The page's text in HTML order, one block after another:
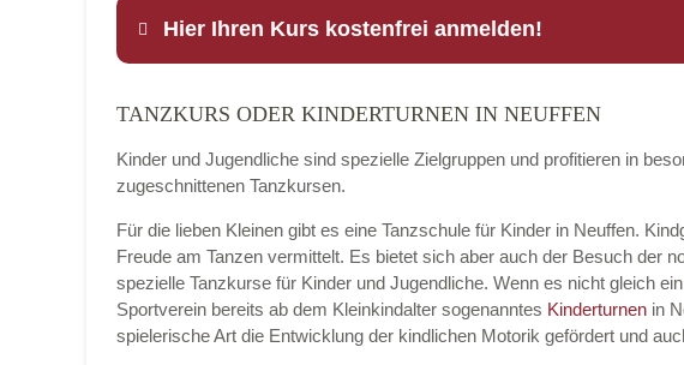
Hier Ihren Kurs kostenfrei anmelden!
E-Mail*
TANZKURS ODER KINDERTURNEN IN NEUFFEN
Kinder und Jugendliche sind spezielle Zielgruppen und profitieren in
zugeschnittenen Tanzkursen.
Für die lieben Kleinen gibt es eine Tanzschule für Kinder in Neuffen.
Freude am Tanzen vermittelt. Es bietet sich aber auch der Besuch der
spezielle Tanzkurse für Kinder und Jugendliche. Wenn es nicht gleich ein
Sportverein bereits ab dem Kleinkindalter sogenanntes Kinderturnen in
spielerische Art die Entwicklung der kindlichen Motorik gefördert und